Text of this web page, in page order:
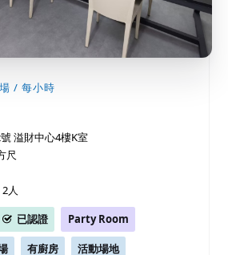
/ 每小時
溢財中心4樓K室
尺
人
已認證 Party Room
有廚房 活動場地